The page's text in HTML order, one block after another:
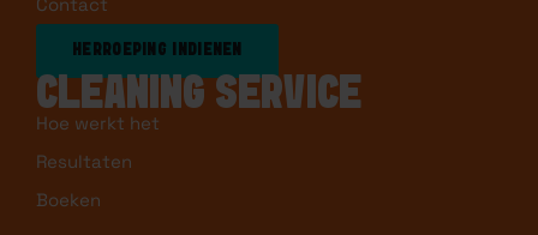
HERROEPING INDIENEN
CLEANING SERVICE
Hoe werkt het
Resultaten
Boeken